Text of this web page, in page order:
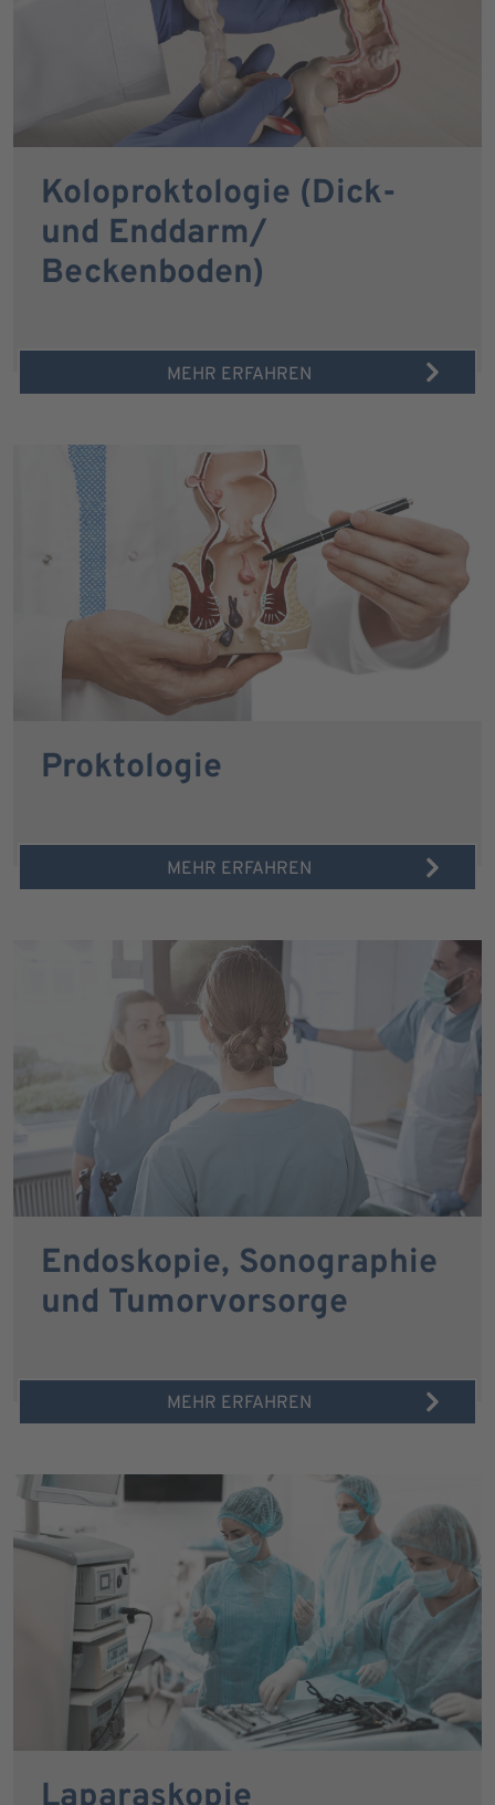
Koloproktologie (Dick-
und Enddarm/
Beckenboden)
MEHR ERFAHREN
Proktologie
MEHR ERFAHREN
Endoskopie, Sonographie
und Tumorvorsorge
MEHR ERFAHREN